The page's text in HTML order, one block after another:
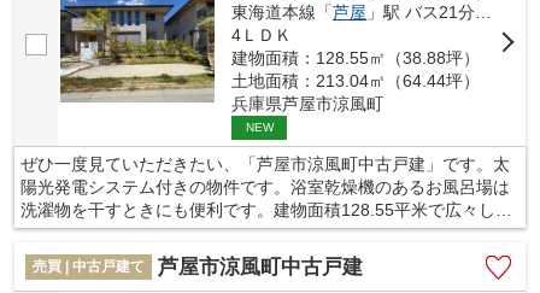
東海道本線「芦屋 」駅 バス21分 「涼風町東」 停歩3分
4ＬＤＫ
建物面積：128.55㎡（38.88坪）
土地面積：213.04㎡（64.44坪）
兵庫県芦屋市涼風町
NEW
ぜひ一度見ていただきたい、「芦屋市涼風町中古戸建」です。太
陽光発電システム付きの物件です。浴室乾燥機のあるお風呂場は
洗濯物を干すときにも便利です。建物面積128.55平米で広々して
いる物件です。不動産を購入するなら、住環境は非常に重視する
べき点です。芦屋市は住み良い環境が整っているので、不動産を
購入するにはお勧めの地域ですよ。
売買 | 中古戸建て 芦屋市涼風町中古戸建